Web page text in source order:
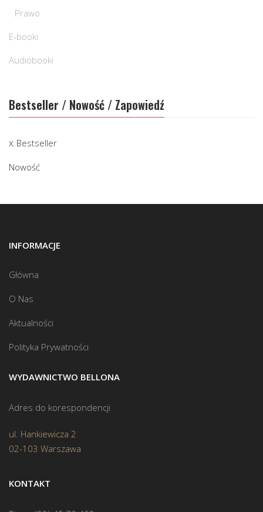
Prawo
E-booki
Audiobooki
Bestseller / Nowość / Zapowiedź
Bestseller
Nowość
INFORMACJE
Główna
O Nas
Aktualności
Polityka Prywatności
WYDAWNICTWO BELLONA
Adres do korespondencji
ul. Hankiewicza 2
02-103 Warszawa
KONTAKT